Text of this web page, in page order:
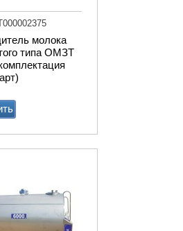
молока
типа ОМЗТ